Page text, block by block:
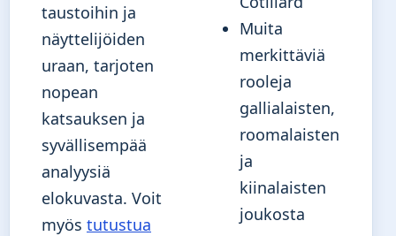
taustoihin ja
näyttelijöiden
uraan, tarjoten
nopean
katsauksen ja
syvällisempää
analyysiä
elokuvasta. Voit
myös tutustua
Muita
merkittäviä
rooleja
gallialaisten,
roomalaisten
ja
kiinalaisten
joukosta